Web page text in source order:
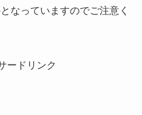
なっていますのでご注意く
ードリンク